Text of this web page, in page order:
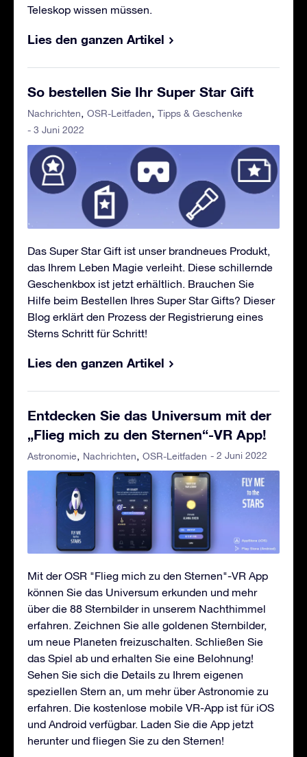
Teleskop wissen müssen.
Lies den ganzen Artikel
So bestellen Sie Ihr Super Star Gift
Nachrichten OSR-Leitfaden
Tipps & Geschenke
- 3 Juni 2022
Das Super Star Gift ist unser brandneues Produkt,
das Ihrem Leben Magie verleiht. Diese schillernde
Geschenkbox ist jetzt erhältlich. Brauchen Sie
Hilfe beim Bestellen Ihres Super Star Gifts? Dieser
Blog erklärt den Prozess der Registrierung eines
Sterns Schritt für Schritt!
Lies den ganzen Artikel
Entdecken Sie das Universum mit der
„Flieg mich zu den Sternen“-VR App!
Astronomie Nachrichten OSR-Leitfaden - 2 Juni 2022
Mit der OSR "Flieg mich zu den Sternen"-VR App
können Sie das Universum erkunden und mehr
über die 88 Sternbilder in unserem Nachthimmel
erfahren. Zeichnen Sie alle goldenen Sternbilder,
um neue Planeten freizuschalten. Schließen Sie
das Spiel ab und erhalten Sie eine Belohnung!
Sehen Sie sich die Details zu Ihrem eigenen
speziellen Stern an, um mehr über Astronomie zu
erfahren. Die kostenlose mobile VR-App ist für iOS
und Android verfügbar. Laden Sie die App jetzt
herunter und fliegen Sie zu den Sternen!